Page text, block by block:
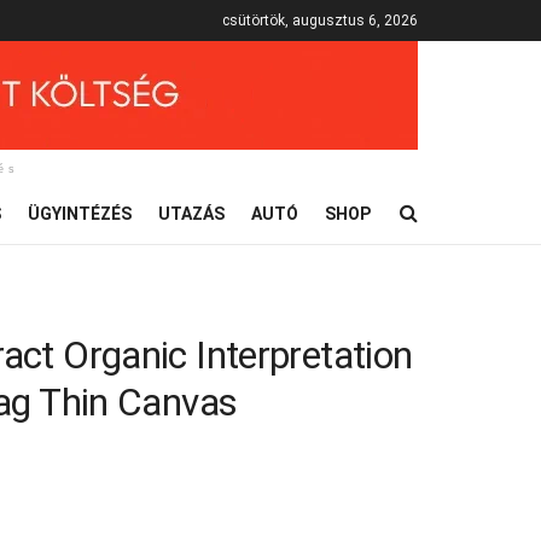
csütörtök, augusztus 6, 2026
ÜGYINTÉZÉS UTAZÁS AUTÓ SHOP
Organic Interpretation
Thin Canvas